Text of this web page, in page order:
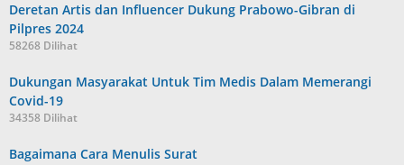
Deretan Artis dan Influencer Dukung Prabowo-Gibran di
Pilpres 2024
58268 Dilihat
Dukungan Masyarakat Untuk Tim Medis Dalam Memerangi
Covid-19
34358 Dilihat
Bagaimana Cara Menulis Surat